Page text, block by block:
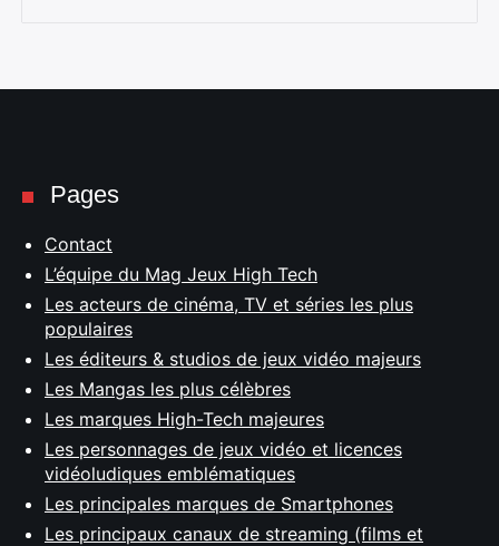
Pages
Contact
L’équipe du Mag Jeux High Tech
Les acteurs de cinéma, TV et séries les plus
populaires
Les éditeurs & studios de jeux vidéo majeurs
Les Mangas les plus célèbres
Les marques High-Tech majeures
Les personnages de jeux vidéo et licences
vidéoludiques emblématiques
Les principales marques de Smartphones
Les principaux canaux de streaming (films et